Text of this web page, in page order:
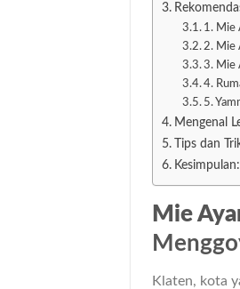
1. Mie
2. Mie
3. Mie
4.
5.
Mengenal
Tips dan
Mie
Klaten, kota